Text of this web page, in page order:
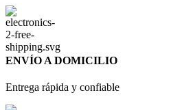
ENVÍO A DOMICILIO
Entrega rápida y confiable